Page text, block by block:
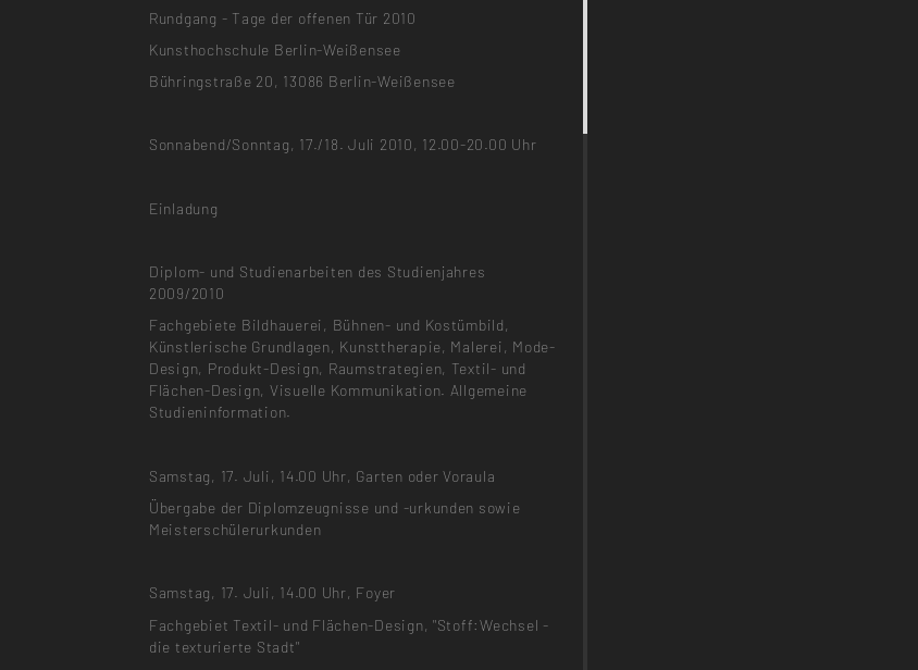
Rundgang - Tage der offenen Tür 2010
Kunsthochschule Berlin-Weißensee
Bühringstraße 20, 13086 Berlin-Weißensee
Sonnabend/Sonntag, 17./18. Juli 2010, 12.00-20.00 Uhr
Einladung
Diplom- und Studienarbeiten des Studienjahres
2009/2010
Fachgebiete Bildhauerei, Bühnen- und Kostümbild,
Künstlerische Grundlagen, Kunsttherapie, Malerei, Mode-
Design, Produkt-Design, Raumstrategien, Textil- und
Flächen-Design, Visuelle Kommunikation. Allgemeine
Studieninformation.
Samstag, 17. Juli, 14.00 Uhr, Garten oder Voraula
Übergabe der Diplomzeugnisse und -urkunden sowie
Meisterschülerurkunden
Samstag, 17. Juli, 14.00 Uhr, Foyer
Fachgebiet Textil- und Flächen-Design, "Stoff:Wechsel -
die texturierte Stadt"